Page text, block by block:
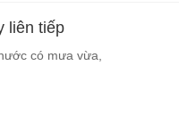
liên tiếp
có mưa vừa,